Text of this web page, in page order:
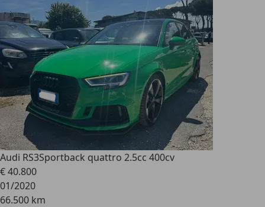
Audi RS3Sportback quattro 2.5cc 400cv
€ 40.800
01/2020
66.500 km